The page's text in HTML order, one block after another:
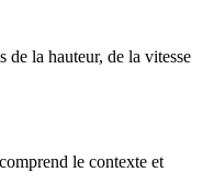
la hauteur, de la vitesse
le contexte et